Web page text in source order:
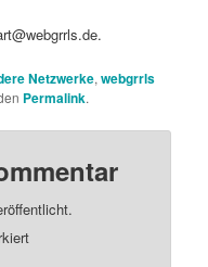
Netzwerke,webgrrls
Permalink.